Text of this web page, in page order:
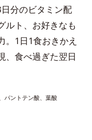
分のビタミン配
ルト、お好きなも
。1日1食おきかえ
、食べ過ぎた翌日
パントテン酸、葉酸